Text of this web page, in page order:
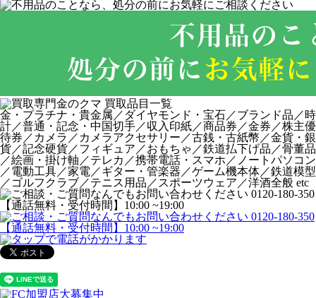
金・プラチナ・貴金属／ダイヤモンド・宝石／ブランド品／時
計／普通・記念・中国切手／収入印紙／商品券／金券／株主優
待券／カメラ／カメラアクセサリー／古銭・古紙幣／金貨・銀
貨／記念硬貨／フィギュア／おもちゃ／鉄道払下げ品／骨董品
／絵画・掛け軸／テレカ／携帯電話・スマホ／ノートパソコン
／電動工具／家電／ギター・管楽器／ゲーム機本体／鉄道模型
／ゴルフクラブ／テニス用品／スポーツウェア／洋酒全般 etc